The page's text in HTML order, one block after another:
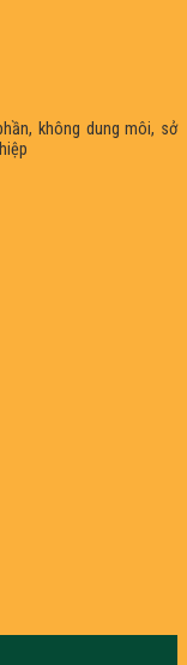
không dung môi, sở